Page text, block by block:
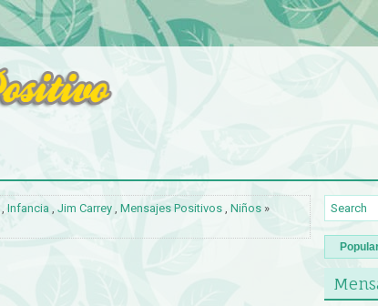
, Infancia , Jim Carrey , Mensajes Positivos , Niños »